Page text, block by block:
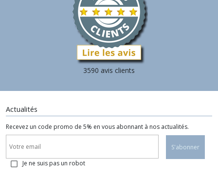
3590 avis clients
Actualités
Recevez un code promo de 5% en vous abonnant à nos actualités.
S'abonner
Je ne suis pas un robot